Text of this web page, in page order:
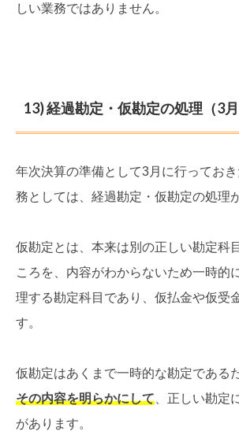
しい業務ではありません。
13) 経過勘定・仮勘定の処理（3月
年次決算の準備として3月に行ってお
務としては、経過勘定・仮勘定の処理
仮勘定とは、本来は別の正しい勘定科
ころを、内容がわからないため一時的
理する勘定科目であり、仮払金や仮受
す。
仮勘定はあくまで一時的な勘定である
その内容を明らかにして 、正しい勘定
があります。